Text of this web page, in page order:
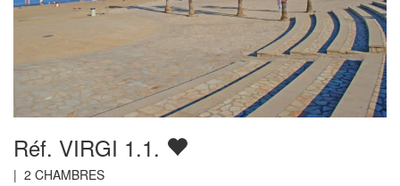
Réf. VIRGI 1.1.
| 2 CHAMBRES